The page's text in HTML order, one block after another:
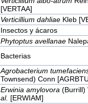
[VERTAA]
Verticillium dahliaeKleb
Insectos y ácaros
Phytoptus avellanae
Bacterias
Agrobacterium
Townsend) Conn
Erwinia amylovora (Burrill)
al. [ERWIAM]